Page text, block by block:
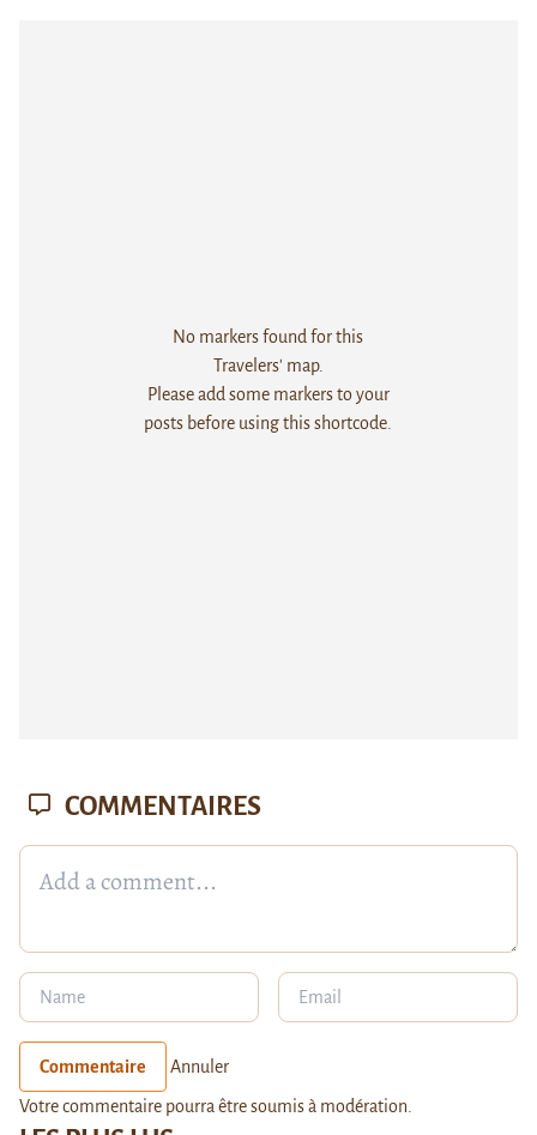
No markers found for this
Travelers' map.
Please add some markers to your
posts before using this shortcode.
COMMENTAIRES
Commentaire Annuler
Votre commentaire pourra être soumis à modération.